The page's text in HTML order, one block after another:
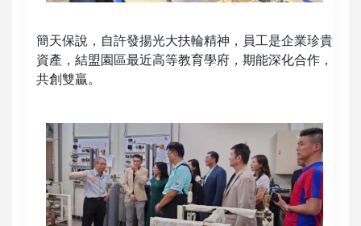
簡天保說，自許發揚光大扶輪精神，員工是企業珍貴
資產，結盟園區最近高等教育學府，期能深化合作，
共創雙贏。